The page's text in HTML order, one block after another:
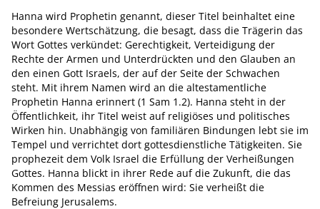
Hanna wird Prophetin genannt, dieser Titel beinhaltet eine
besondere Wertschätzung, die besagt, dass die Trägerin das
Wort Gottes verkündet: Gerechtigkeit, Verteidigung der
Rechte der Armen und Unterdrückten und den Glauben an
den einen Gott Israels, der auf der Seite der Schwachen
steht. Mit ihrem Namen wird an die altestamentliche
Prophetin Hanna erinnert (1 Sam 1.2). Hanna steht in der
Öffentlichkeit, ihr Titel weist auf religiöses und politisches
Wirken hin. Unabhängig von familiären Bindungen lebt sie im
Tempel und verrichtet dort gottesdienstliche Tätigkeiten. Sie
prophezeit dem Volk Israel die Erfüllung der Verheißungen
Gottes. Hanna blickt in ihrer Rede auf die Zukunft, die das
Kommen des Messias eröffnen wird: Sie verheißt die
Befreiung Jerusalems.